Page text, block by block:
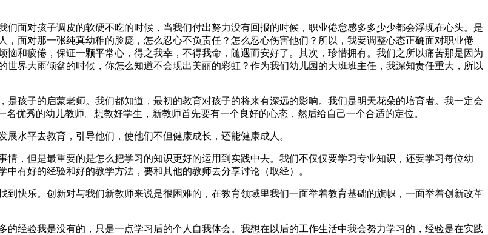
面对孩子调皮的软硬不吃的时候，当我们付出努力没有回报的时候，职业倦怠感多多少少都会浮现在心头。是
面对那一张纯真幼稚的脸庞，怎么忍心不负责任？怎么忍心伤害他们？所以，我要调整心态正确面对职业倦
和疲倦，保证一颗平常心，得之我幸，不得我命，随遇而安好了。其次，珍惜拥有。我们之所以痛苦那是因为
界大雨倾盆的时候，你怎么知道不会现出美丽的彩虹？作为我们幼儿园的大班班主任，我深知责任重大，所以
孩子的启蒙老师。我们都知道，最初的教育对孩子的将来有深远的影响。我们是明天花朵的培育者。我一定会
优秀的幼儿教师。想教好学生，新教师首先要有一个良好的心态，然后给自己一个合适的定位。
水平去教育，引导他们，使他们不但健康成长，还能健康成人。
，但是最重要的是怎么把学习的知识更好的运用到实践中去。我们不仅仅要学习专业知识，还要学习每位幼
有好的经验和好的教学方法，要和其他的教师去分享讨论（取经）。
快乐。创新对与我们新教师来说是很困难的，在教育领域里我们一面举着教育基础的旗帜，一面举着创新改革
经验我是没有的，只是一点学习后的个人自我体会。我想在以后的工作生活中我会努力学习的，经验是在实践